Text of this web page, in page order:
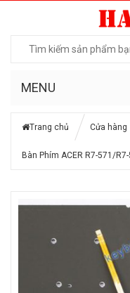
MENU
Trang chủ Cửa hàng
Bàn Phím ACER R7-571/